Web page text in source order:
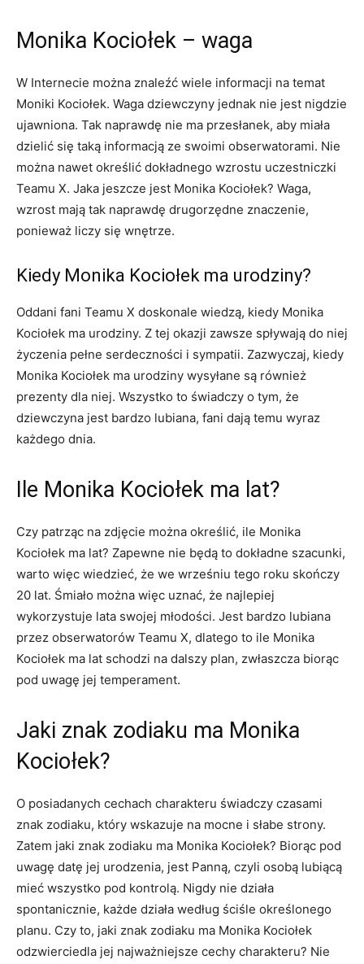
Monika Kociołek – waga
W Internecie można znaleźć wiele informacji na temat
Moniki Kociołek. Waga dziewczyny jednak nie jest nigdzie
ujawniona. Tak naprawdę nie ma przesłanek, aby miała
dzielić się taką informacją ze swoimi obserwatorami. Nie
można nawet określić dokładnego wzrostu uczestniczki
Teamu X. Jaka jeszcze jest Monika Kociołek? Waga,
wzrost mają tak naprawdę drugorzędne znaczenie,
ponieważ liczy się wnętrze.
Kiedy Monika Kociołek ma urodziny?
Oddani fani Teamu X doskonale wiedzą, kiedy Monika
Kociołek ma urodziny. Z tej okazji zawsze spływają do niej
życzenia pełne serdeczności i sympatii. Zazwyczaj, kiedy
Monika Kociołek ma urodziny wysyłane są również
prezenty dla niej. Wszystko to świadczy o tym, że
dziewczyna jest bardzo lubiana, fani dają temu wyraz
każdego dnia.
Ile Monika Kociołek ma lat?
Czy patrząc na zdjęcie można określić, ile Monika
Kociołek ma lat? Zapewne nie będą to dokładne szacunki,
warto więc wiedzieć, że we wrześniu tego roku skończy
20 lat. Śmiało można więc uznać, że najlepiej
wykorzystuje lata swojej młodości. Jest bardzo lubiana
przez obserwatorów Teamu X, dlatego to ile Monika
Kociołek ma lat schodzi na dalszy plan, zwłaszcza biorąc
pod uwagę jej temperament.
Jaki znak zodiaku ma Monika
Kociołek?
O posiadanych cechach charakteru świadczy czasami
znak zodiaku, który wskazuje na mocne i słabe strony.
Zatem jaki znak zodiaku ma Monika Kociołek? Biorąc pod
uwagę datę jej urodzenia, jest Panną, czyli osobą lubiącą
mieć wszystko pod kontrolą. Nigdy nie działa
spontanicznie, każde działa według ściśle określonego
planu. Czy to, jaki znak zodiaku ma Monika Kociołek
odzwierciedla jej najważniejsze cechy charakteru? Nie